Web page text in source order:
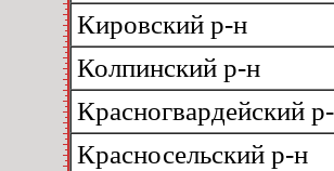
Кировский р-н
Колпинский р-н
Красногвардейский
Красносельский р-н